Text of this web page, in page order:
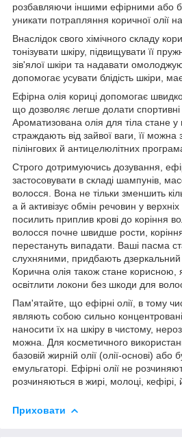
розбавляючи іншими ефірними або
уникати потрапляння коричної олії
Внаслідок свого хімічного складу
тонізувати шкіру, підвищувати її
зів'ялої шкіри та надавати
допомогає усувати блідість шкіри,
Ефірна олія кориці допомогає швидко
що дозволяє легше долати
Ароматизована олія для тіла стане
страждають від зайвої ваги, її можна
пілінгових й антицелюлітних
Строго дотримуючись дозування,
застосовувати в складі шампунів,
волосся. Вона не тільки зменшить
а й активізує обмін речовин у
посилить приплив крові до коріння
волосся почне швидше рости,
перестануть випадати. Ваші пасма
слухняними, придбають дзеркальний
Корична олія також стане
освітлити локони без шкоди для
Пам'ятайте, що ефірні олії, в тому
являють собою сильно
наносити їх на шкіру в чистому,
можна. Для косметичного
базовій жирній олії (олії-основі)
емульгаторі. Ефірні олії не
розчиняються в жирі, молоці, кефірі,
Приховати